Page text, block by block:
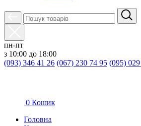
пн-пт
з 10:00 до 18:00
(093) 346 41 26 (067) 230 74 95 (095)
0 Кошик
Головна